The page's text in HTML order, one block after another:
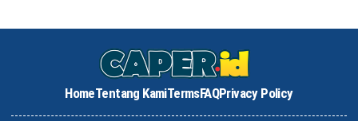
HomeTentang KamiTermsFAQPrivacy Policy